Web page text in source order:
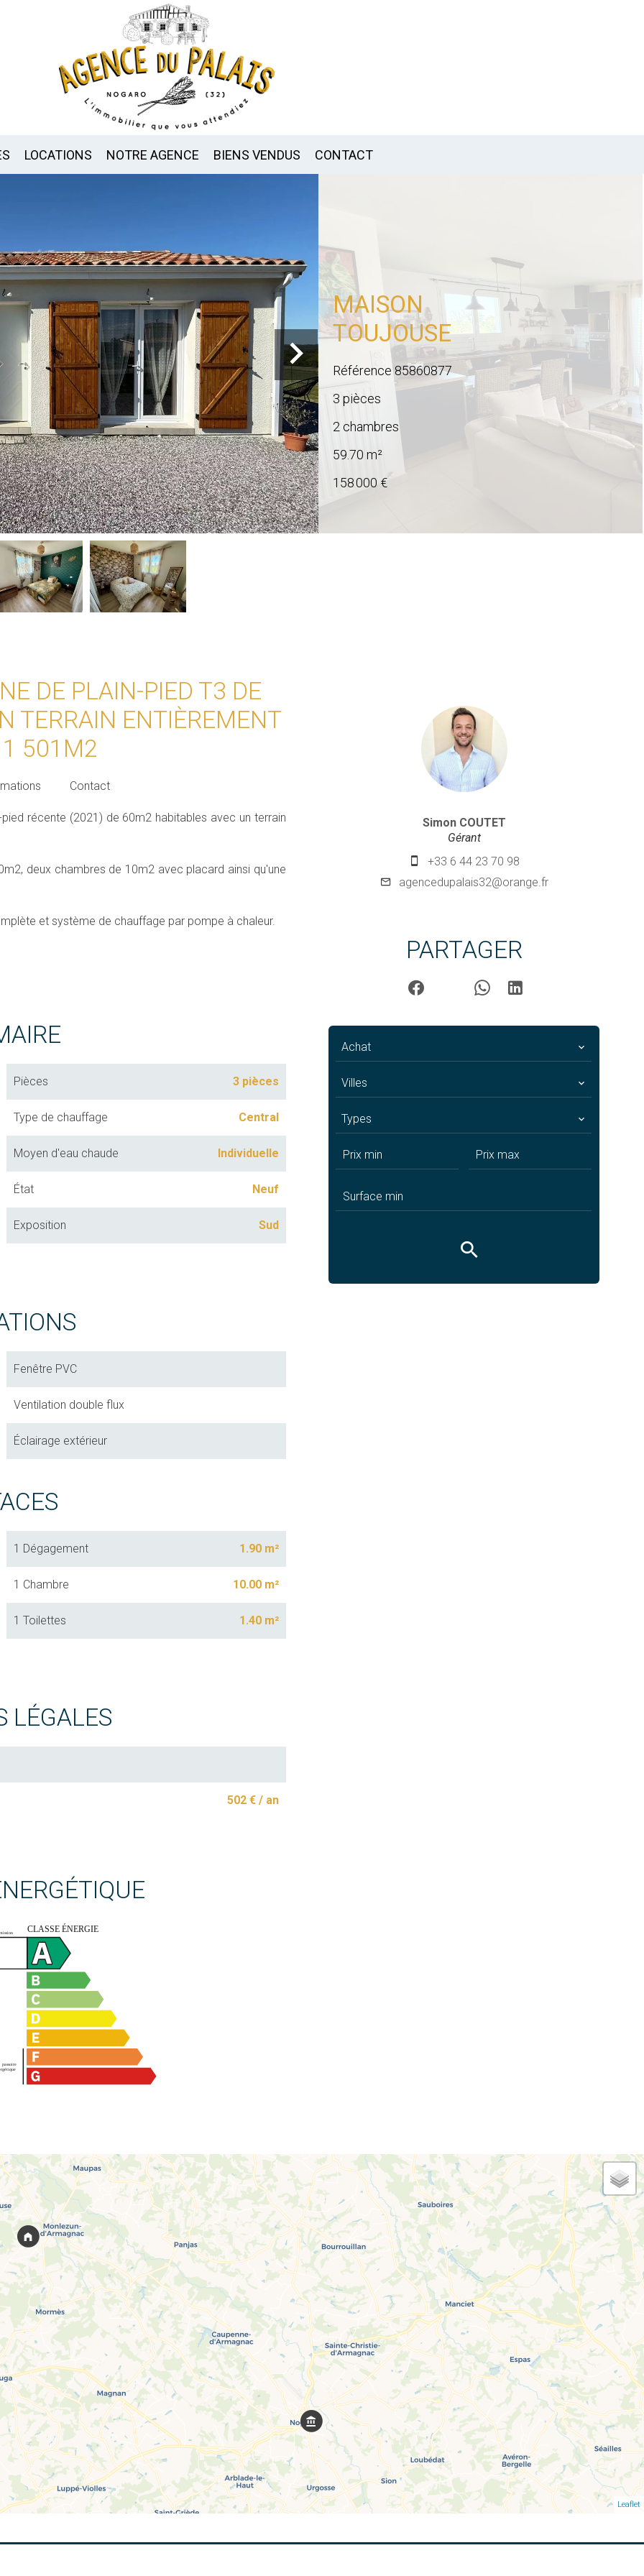
LOCATIONS NOTRE AGENCE BIENS VENDUS CONTACT
MAISON
TOUJOUSE
Référence85860877
3 pièces
2 chambres
59.70 m²
158 000 €
DE PLAIN-PIED T3 DE
TERRAIN ENTIÈREMENT
1 501M2
Contact
récente (2021) de 60m2 habitables avec un terrain
deux chambres de 10m2 avec placard ainsi qu'une
et système de chauffage par pompe à chaleur.
Pièces 3 pièces
Type de chauffage Central
Moyen d'eau chaude Individuelle
État Neuf
Exposition Sud
Fenêtre PVC
Ventilation double flux
Éclairage extérieur
1 Dégagement 1.90 m²
1 Chambre 10.00 m²
1 Toilettes 1.40 m²
LÉGALES
502 € / an
Simon COUTET
Gérant
+33 6 44 23 70 98
agencedupalais32@orange.fr
PARTAGER
Achat
Villes
Types
Leaflet